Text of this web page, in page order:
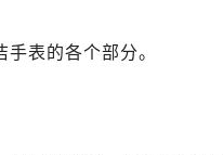
表的各个部分。